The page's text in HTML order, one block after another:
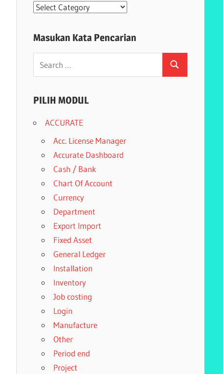
Modul
Masukan Kata Pencarian
Search
PILIH MODUL
ACCURATE
Acc. License Manager
Accurate Dashboard
Cash / Bank
Chart Of Account
Currency
Department
Export Import
Fixed Asset
General Ledger
Installation
Inventory
Job costing
Login
Manufacture
Other
Period end
Project